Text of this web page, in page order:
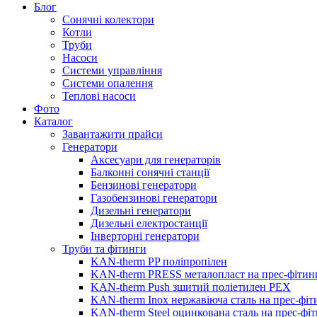
Блог
Сонячні колектори
Котли
Труби
Насоси
Системи управління
Системи опалення
Теплові насоси
Фото
Каталог
Завантажити прайси
Генератори
Аксесуари для генераторів
Балконні сонячні станції
Бензинові генератори
Газобензинові генератори
Дизельні генератори
Дизельні електростанції
Інверторні генератори
Труби та фітинги
KAN-therm PP поліпропілен
KAN-therm PRESS металопласт на прес-
KAN-therm Push зшитий поліетилен PEX
KAN-therm Inox нержавіюча сталь на прес-
KAN-therm Steel оцинкована сталь на прес-